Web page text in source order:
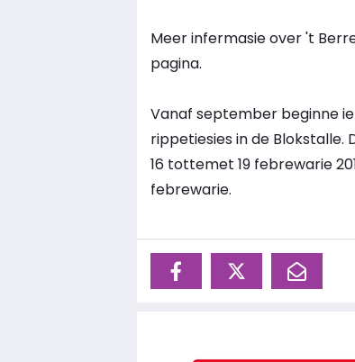
Meer infermasie over 't
pagina.
Vanaf september beginne
rippetiesies in de Blokstalle.
16 tottemet 19 febrewarie
febrewarie.